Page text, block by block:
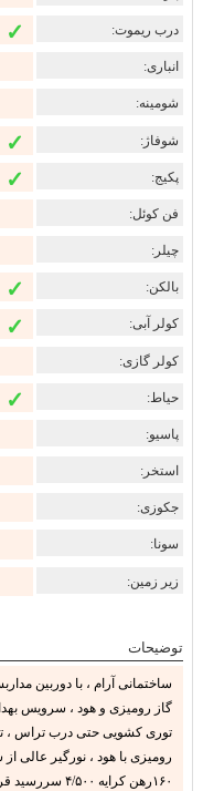
درب ریموت: ✓
انباری:
شومینه:
شوفاژ: ✓
پکیج: ✓
فن کوئل:
چیلر:
بالکن: ✓
کولر آبی: ✓
کولر گازی:
حیاط: ✓
پاسیو:
استخر:
جکوزی:
سونا:
زیر زمین:
توضیحات
ساختمانی آرام ، با دوربین
گاز رومیزی و هود ، سرویس
توری کشویی حتی درب تراس ،
رومیزی با هود ، نورگیر عالی
۱۶۰رهن کرایه ۴/۵۰۰ سررسید قرار داد یکم آبان